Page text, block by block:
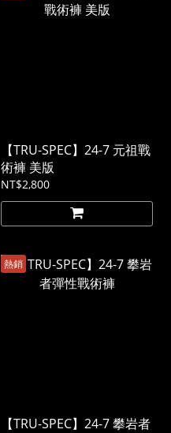
【TRU-SPEC】24-7 元祖戰
術褲 美版
NT$2,800
熱銷
【TRU-SPEC】24-7 攀岩者